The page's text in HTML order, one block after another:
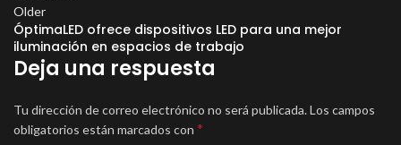
Older
ÓptimaLED ofrece dispositivos LED para una mejor
iluminación en espacios de trabajo
Deja una respuesta
Tu dirección de correo electrónico no será publicada.Los campos
obligatorios están marcados con *